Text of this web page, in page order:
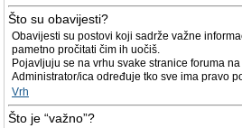
Što su obavijesti?
Obavijesti su postovi koji sadrže važne
pametno pročitati čim ih uočiš.
Pojavljuju se na vrhu svake stranice foruma
Administrator/ica određuje tko sve ima pravo
Vrh
Što je “važno”?